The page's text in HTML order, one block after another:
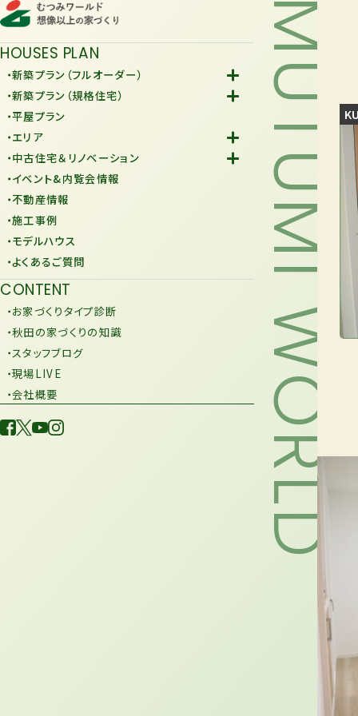
HOUSES PLAN
・新築プラン（フルオーダー）
-Fiore
・新築プラン（規格住宅）
-規格住宅
-KURAFIT
-JiU
・平屋プラン
・エリア
-潟上市
-由利本荘市
・中古住宅＆リノベーション
-中古住宅
-リノベーション
・イベント&内覧会情報
・不動産情報
・施工事例
・モデルハウス
・よくあるご質問
CONTENT
・お家づくりタイプ診断
・秋田の家づくりの知識
・スタッフブログ
・現場LIVE
・会社概要
MUTUMI WORLD